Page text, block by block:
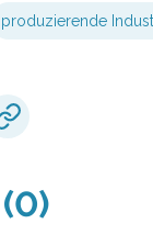
produzierende